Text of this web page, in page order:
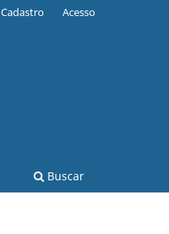
Buscar
Cadastro Acesso